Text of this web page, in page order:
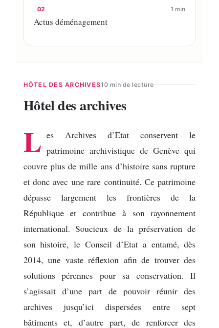
02 1 min
Actus déménagement
HÔTEL DES ARCHIVES10 min de lecture
Hôtel des archives
L es Archives d’Etat conservent le
patrimoine archivistique de Genève qui
couvre plus de mille ans d’histoire sans rupture
et donc avec une rare continuité. Ce patrimoine
dépasse largement les frontières de la
République et contribue à son rayonnement
international. Soucieux de la préservation de
son histoire, le Conseil d’Etat a entamé, dès
2014, une vaste réflexion afin de trouver des
solutions pérennes pour sa conservation. Il
s’agissait d’une part de pouvoir réunir des
archives jusqu’ici dispersées entre sept
bâtiments et, d’autre part, de renforcer des